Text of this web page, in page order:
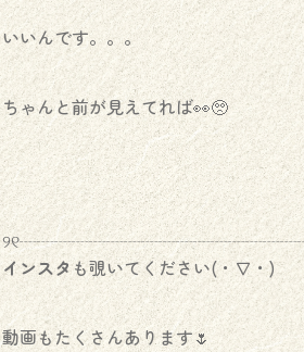
いいんです。。。
ちゃんと前が見えてれば👀🥺
インスタも覗いてください(・∇・)
動画もたくさんあります🌷